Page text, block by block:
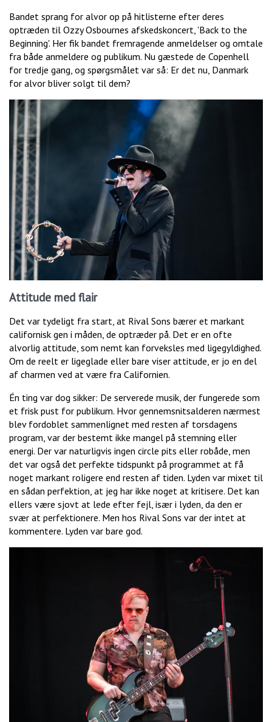
Bandet sprang for alvor op på hitlisterne efter deres
optræden til Ozzy Osbournes afskedskoncert, 'Back to the
Beginning'. Her fik bandet fremragende anmeldelser og omtale
fra både anmeldere og publikum. Nu gæstede de Copenhell
for tredje gang, og spørgsmålet var så: Er det nu, Danmark
for alvor bliver solgt til dem?
Attitude med flair
Det var tydeligt fra start, at Rival Sons bærer et markant
californisk gen i måden, de optræder på. Det er en ofte
alvorlig attitude, som nemt kan forveksles med ligegyldighed.
Om de reelt er ligeglade eller bare viser attitude, er jo en del
af charmen ved at være fra Californien.
Én ting var dog sikker: De serverede musik, der fungerede som
et frisk pust for publikum. Hvor gennemsnitsalderen nærmest
blev fordoblet sammenlignet med resten af torsdagens
program, var der bestemt ikke mangel på stemning eller
energi. Der var naturligvis ingen circle pits eller robåde, men
det var også det perfekte tidspunkt på programmet at få
noget markant roligere end resten af tiden. Lyden var mixet til
en sådan perfektion, at jeg har ikke noget at kritisere. Det kan
ellers være sjovt at lede efter fejl, især i lyden, da den er
svær at perfektionere. Men hos Rival Sons var der intet at
kommentere. Lyden var bare god.